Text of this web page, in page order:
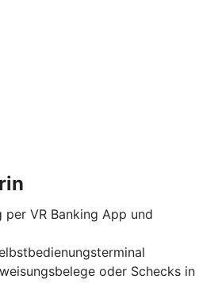
per VR Banking App und
oder Schecks in